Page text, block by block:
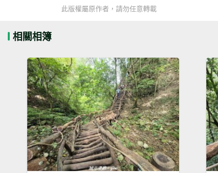
此版權屬原作者，請勿任意轉載
相關相簿